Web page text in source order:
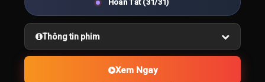
Hoàn Tất (31/31)
Thông tin phim
Xem Ngay